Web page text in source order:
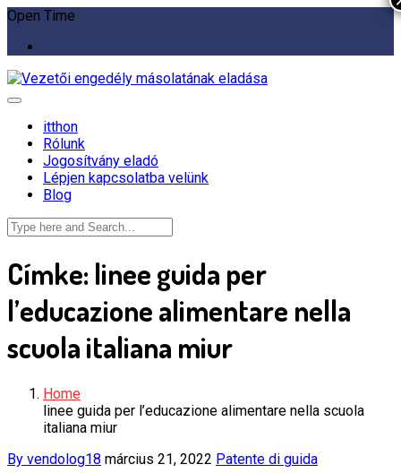
Open Time
itthon
Rólunk
Jogosítvány eladó
Lépjen kapcsolatba velünk
Blog
Címke: linee guida per
l’educazione alimentare nella
scuola italiana miur
Home
linee guida per l’educazione alimentare nella scuola
italiana miur
By vendolog18 március 21, 2022 Patente di guida